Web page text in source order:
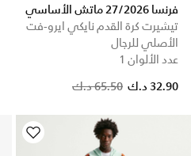
فرنسا 27/2026 ماتش الأساسي
تيشيرت كرة القدم نايكي ايرو-فت
الأصلي للرجال
عدد الألوان 1
65.50 د.ك
32.90 د.ك
Price reduced from
to